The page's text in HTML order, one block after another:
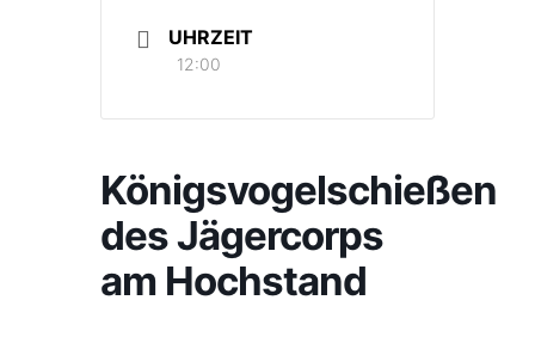
UHRZEIT
12:00
Königsvogelschießen
des Jägercorps
am Hochstand